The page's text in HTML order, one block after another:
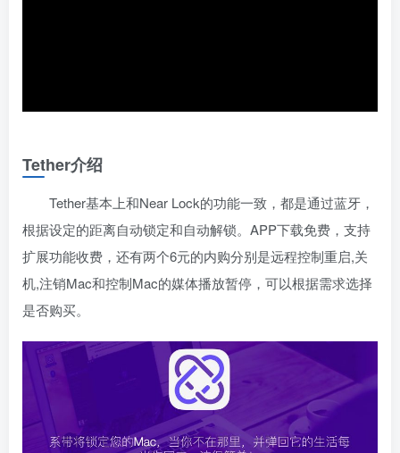
Tether介绍
Tether基本上和Near Lock的功能一致，都是通过蓝牙，
根据设定的距离自动锁定和自动解锁。APP下载免费，支持
扩展功能收费，还有两个6元的内购分别是远程控制重启,关
机,注销Mac和控制Mac的媒体播放暂停，可以根据需求选择
是否购买。